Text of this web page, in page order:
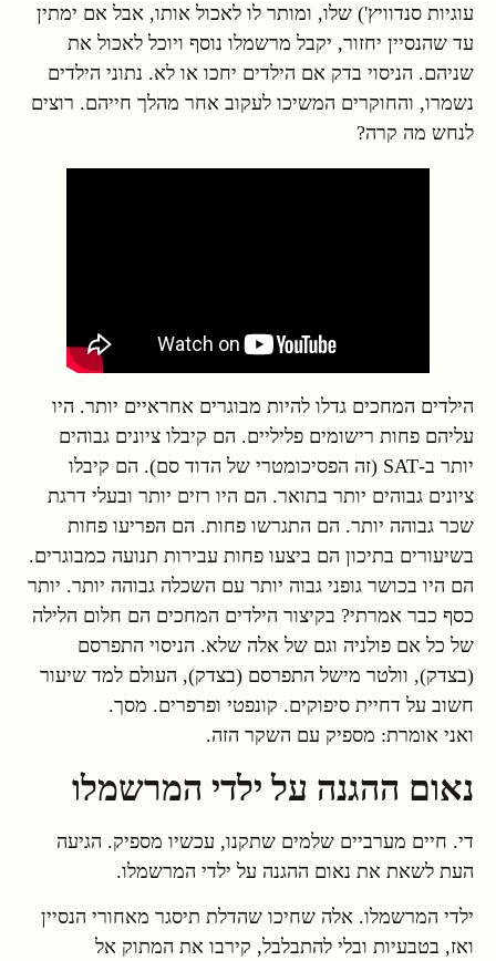
עוגיות סנדוויץ') שלו, ומותר לו לאכול אותו, אבל אם ימתין
עד שהנסיין יחזור, יקבל מרשמלו נוסף ויוכל לאכול את
שניהם. הניסוי בדק אם הילדים יחכו או לא. נתוני הילדים
נשמרו, והחוקרים המשיכו לעקוב אחר מהלך חייהם. רוצים
לנחש מה קרה?
הילדים המחכים גדלו להיות מבוגרים אחראיים יותר. היו
עליהם פחות רישומים פליליים. הם קיבלו ציונים גבוהים
יותר ב-SAT (זה הפסיכומטרי של הדוד סם). הם קיבלו
ציונים גבוהים יותר בתואר. הם היו רזים יותר ובעלי דרגת
שכר גבוהה יותר. הם התגרשו פחות. הם הפריעו פחות
בשיעורים בתיכון הם ביצעו פחות עבירות תנועה כמבוגרים.
הם היו בכושר גופני גבוה יותר עם השכלה גבוהה יותר. יותר
כסף כבר אמרתי? בקיצור הילדים המחכים הם חלום הלילה
של כל אם פולניה וגם של אלה שלא. הניסוי התפרסם
(בצדק), וולטר מישל התפרסם (בצדק), העולם למד שיעור
חשוב על דחיית סיפוקים. קונפטי ופרפרים. מסך.
ואני אומרת: מספיק עם השקר הזה.
נאום ההגנה על ילדי המרשמלו
די. חיים מערביים שלמים שתקנו, עכשיו מספיק. הגיעה
העת לשאת את נאום ההגנה על ילדי המרשמלו.
ילדי המרשמלו. אלה שחיכו שהדלת תיסגר מאחורי הנסיין
ואז, בטבעיות ובלי להתבלבל, קירבו את המתוק אל